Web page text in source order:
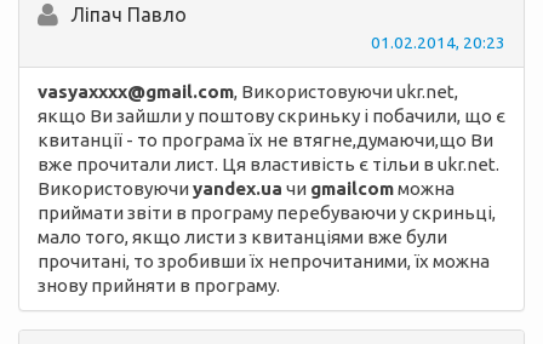
Ліпач Павло
01.02.2014, 20:23
vasyaxxxx@gmail.com, Використовуючи ukr.net,
якщо Ви зайшли у поштову скриньку і побачили, що є
квитанції - то програма їх не втягне,думаючи,що Ви
вже прочитали лист. Ця властивість є тільи в ukr.net.
Використовуючиyandex.ua чи gmailcomможна
приймати звіти в програму перебуваючи у скриньці,
мало того, якщо листи з квитанціями вже були
прочитані, то зробивши їх непрочитаними, їх можна
знову прийняти в програму.